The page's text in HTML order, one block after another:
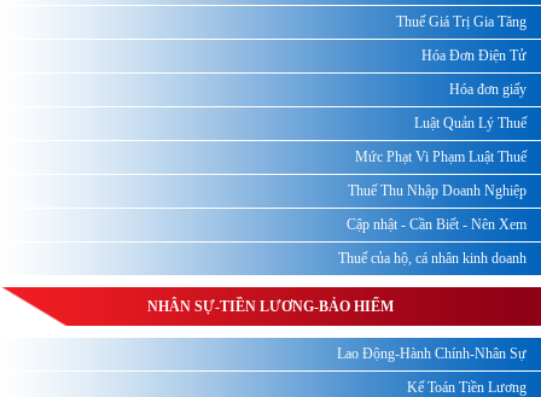
Thuế Giá Trị Gia Tăng
Hóa Đơn Điện Tử
Hóa đơn giấy
Luật Quản Lý Thuế
Mức Phạt Vi Phạm Luật Thuế
Thuế Thu Nhập Doanh Nghiệp
Cập nhật - Cần Biết - Nên Xem
Thuế của hộ, cá nhân kinh doanh
NHÂN SỰ-TIỀN LƯƠNG-BẢO HIỂM
Lao Động-Hành Chính-Nhân Sự
Kế Toán Tiền Lương